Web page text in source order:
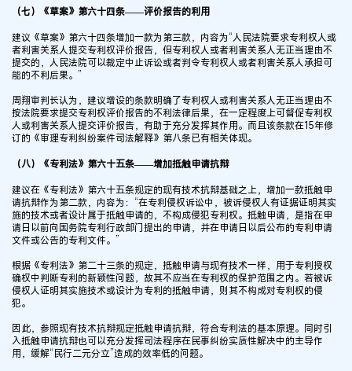
（七）《草案》第六十四条——评价报告的利用
建议《草案》第六十四条增加一款为第三款，内容为“人民法院要求专利权人或
者利害关系人提交专利权评价报告，但专利权人或者利害关系人无正当理由不
提交的，人民法院可以裁定中止诉讼或者判令专利权人或者利害关系人承担可
能的不利后果。”
周翔审判长认为，建议增设的条款明确了专利权人或利害关系人无正当理由不
按法院要求提交专利权评价报告的不利法律后果，在一定程度上可督促专利权
人或利害关系人提交评价报告，有助于充分发挥其作用。而且该条款在15年修
订的《审理专利纠纷案件司法解释》第八条已有相关体现。
（八）《专利法》第六十五条——增加抵触申请抗辩
建议在《专利法》第六十五条规定的现有技术抗辩基础之上，增加一款抵触申
请抗辩作为第二款，内容为：“在专利侵权诉讼中，被诉侵权人有证据证明其实
施的技术或者设计属于抵触申请的，不构成侵犯专利权。抵触申请，是指在申
请日以前向国务院专利行政部门提出的申请，并在申请日以后公布的专利申请
文件或公告的专利文件。”
根据《专利法》第二十三条的规定，抵触申请与现有技术一样，用于专利授权
确权中判断专利的新颖性问题，故其不应当在专利权的保护范围之内。若被诉
侵权人证明其实施技术或设计为专利的抵触申请，则其不构成对专利权的侵
犯。
因此，参照现有技术抗辩规定抵触申请抗辩，符合专利法的基本原理。同时引
入抵触申请抗辩也可以充分发挥司法程序在民事纠纷实质性解决中的主导作
用，缓解“民行二元分立”造成的效率低的问题。